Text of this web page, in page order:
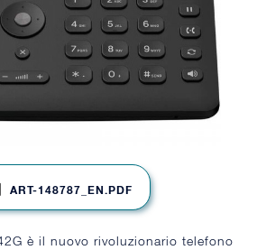
ART-148787_EN.PDF
è il nuovo rivoluzionario telefono